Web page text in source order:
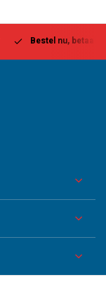
Bestel nu, betaal